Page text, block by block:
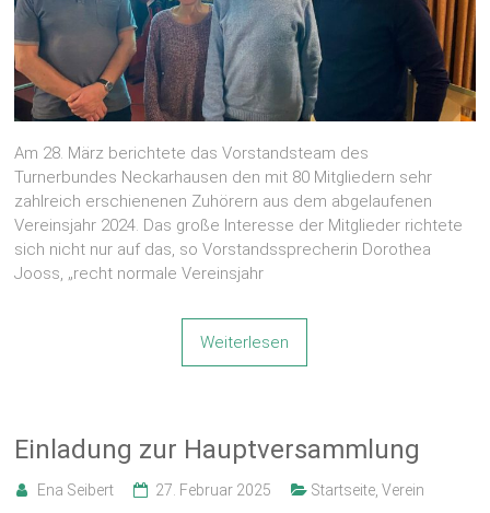
Am 28. März berichtete das Vorstandsteam des
Turnerbundes Neckarhausen den mit 80 Mitgliedern sehr
zahlreich erschienenen Zuhörern aus dem abgelaufenen
Vereinsjahr 2024. Das große Interesse der Mitglieder richtete
sich nicht nur auf das, so Vorstandssprecherin Dorothea
Jooss, „recht normale Vereinsjahr
Weiterlesen
Einladung zur Hauptversammlung
Ena Seibert 27. Februar 2025 Startseite, Verein